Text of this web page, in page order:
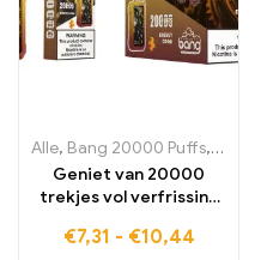
Alle, Bang 20000 Puffs,
Geniet van 20000
trekjes vol verfrissing
BANG Tick Tock Energy
€7,31 - €10,44